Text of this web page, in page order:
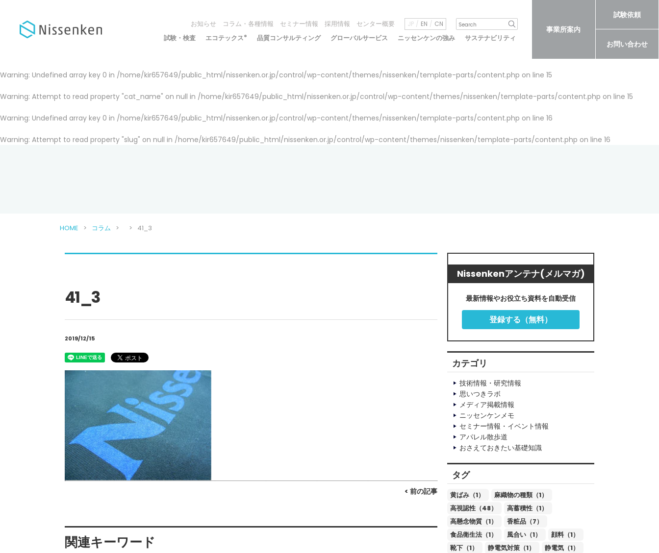
お知らせ コラム・各種情報 セミナー情報 採用情報 センター概要 JP EN CN
試験・検査 エコテックス® 品質コンサルティング グローバルサービス ニッセンケンの強み サステナビリティ
事業所案内
試験依頼
お問い合わせ
Warning: Undefined array key 0 in /home/kir657649/public_html/nissenken.or.jp/control/wp-content/themes/nissenken/template-parts/content.php on line 15
Warning: Attempt to read property "cat_name" on null in /home/kir657649/public_html/nissenken.or.jp/control/wp-content/themes/nissenken/template-parts/content.php on line 15
Warning: Undefined array key 0 in /home/kir657649/public_html/nissenken.or.jp/control/wp-content/themes/nissenken/template-parts/content.php on line 16
Warning: Attempt to read property "slug" on null in /home/kir657649/public_html/nissenken.or.jp/control/wp-content/themes/nissenken/template-parts/content.php on line 16
HOME コラム 41_3
41_3
2019/12/15
< 前の記事
関連キーワード
Nissenkenアンテナ(メルマガ)
最新情報やお役立ち資料を自動受信
登録する（無料）
カテゴリ
技術情報・研究情報
思いつきラボ
メディア掲載情報
ニッセンケンメモ
セミナー情報・イベント情報
アパレル散歩道
おさえておきたい基礎知識
タグ
黄ばみ（1）
麻織物の種類（1）
高視認性（48）
高蓄積性（1）
高懸念物質（1）
香粧品（7）
食品衛生法（1）
風合い（1）
顔料（1）
靴下（1）
静電気対策（1）
静電気（1）